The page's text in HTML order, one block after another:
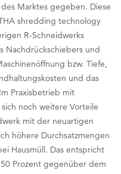
Marktes gegeben. Diese
shredding technology
R-Schneidwerks
Nachdrückschiebers und
bzw. Tiefe,
und das
Praxisbetrieb mit
noch weitere Vorteile
mit der neuartigen
höhere Durchsatzmengen
Hausmüll. Das entspricht
Prozent gegenüber dem